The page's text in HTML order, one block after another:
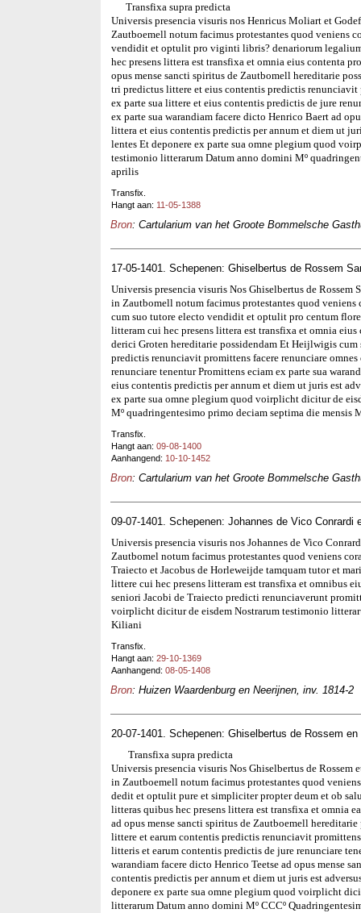
Transfixa supra predicta
Universis presencia visuris nos Henricus Moliart et
Zautboemell notum facimus protestantes quod veniens
vendidit et optulit pro viginti libris? denariorum
hec presens littera est transfixa et omnia eius contenta
opus mense sancti spiritus de Zautbomell hereditarie
tri predictus littere et eius contentis predictis renunciavit
ex parte sua littere et eius contentis predictis de jure
ex parte sua warandiam facere dicto Henrico Baert ad
littera et eius contentis predictis per annum et diem ut
lentes Et deponere ex parte sua omne plegium quod
testimonio litterarum Datum anno domini Mº
aprilis
Transfix.
Hangt aan: 11-05-1388
Bron: Cartularium van het Groote Bommelsche
17-05-1401. Schepenen: Ghiselbertus de Rossem
Universis presencia visuris Nos Ghiselbertus de
in Zautbomell notum facimus protestantes quod
cum suo tutore electo vendidit et optulit pro centum
litteram cui hec presens littera est transfixa et omnia
derici Groten hereditarie possidendam Et Heijlwigis
predictis renunciavit promittens facere renunciare
renunciare tenentur Promittens eciam ex parte sua
eius contentis predictis per annum et diem ut juris est
ex parte sua omne plegium quod voirplicht dicitur de
Mº quadringentesimo primo deciam septima die mensis
Transfix.
Hangt aan: 09-08-1400
Aanhangend: 10-10-1452
Bron: Cartularium van het Groote Bommelsche
09-07-1401. Schepenen: Johannes de Vico Conrardi
Universis presencia visuris nos Johannes de Vico
Zautbomel notum facimus protestantes quod veniens
Traiecto et Jacobus de Horleweijde tamquam tutor et
littere cui hec presens litteram est transfixa et omnibus
seniori Jacobi de Traiecto predicti renunciaverunt
voirplicht dicitur de eisdem Nostrarum testimonio
Kiliani
Transfix.
Hangt aan: 29-10-1369
Aanhangend: 08-05-1408
Bron: Huizen Waardenburg en Neerijnen, inv. 1814-2
20-07-1401. Schepenen: Ghiselbertus de Rossem
Transfixa supra predicta
Universis presencia visuris Nos Ghiselbertus de Rossem
in Zautboemell notum facimus protestantes quod
dedit et optulit pure et simpliciter propter deum et ob
litteras quibus hec presens littera est transfixa et omnia
ad opus mense sancti spiritus de Zautboemell
littere et earum contentis predictis renunciavit
litteris et earum contentis predictis de jure renunciare
warandiam facere dicto Henrico Teetse ad opus mense
contentis predictis per annum et diem ut juris est
deponere ex parte sua omne plegium quod voirplicht
litterarum Datum anno domini Mº CCCº